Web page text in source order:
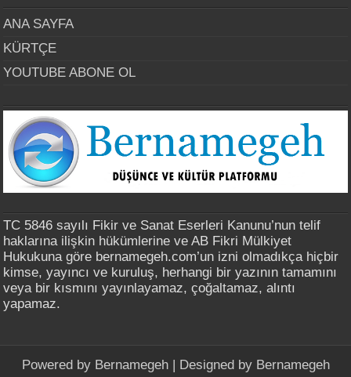
ANA SAYFA
KÜRTÇE
YOUTUBE ABONE OL
TC 5846 sayılı Fikir ve Sanat Eserleri Kanunu’nun telif
haklarına ilişkin hükümlerine ve AB Fikri Mülkiyet
Hukukuna göre bernamegeh.com’un izni olmadıkça hiçbir
kimse, yayıncı ve kuruluş, herhangi bir yazının tamamını
veya bir kısmını yayınlayamaz, çoğaltamaz, alıntı
yapamaz.
Powered by Bernamegeh| Designed by Bernamegeh